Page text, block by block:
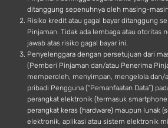
ditanggung sepenuhnya oleh masing-
Risiko kredit atau gagal bayar ditanggung
Pinjaman. Tidak ada lembaga atau otoritas
jawab atas risiko gagal bayar ini.
Penyelenggara dengan persetujuan dari
(Pemberi Pinjaman dan/atau Penerima
memperoleh, menyimpan, mengelola dan/
pribadi Pengguna (“Pemanfaatan Data”)
perangkat elektronik (termasuk
perangkat keras (hardware) maupun lunak
elektronik, aplikasi atau sistem elektronik